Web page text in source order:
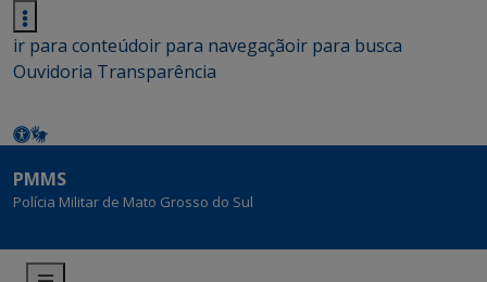
ir para conteúdoir para navegaçãoir para busca
Ouvidoria Transparência
PMMS
Polícia Militar de Mato Grosso do Sul